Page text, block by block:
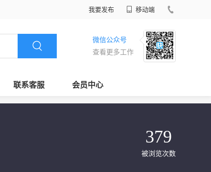
我要发布 移动端
微信公众号
查看更多工作
联系客服 会员中心
379
被浏览次数